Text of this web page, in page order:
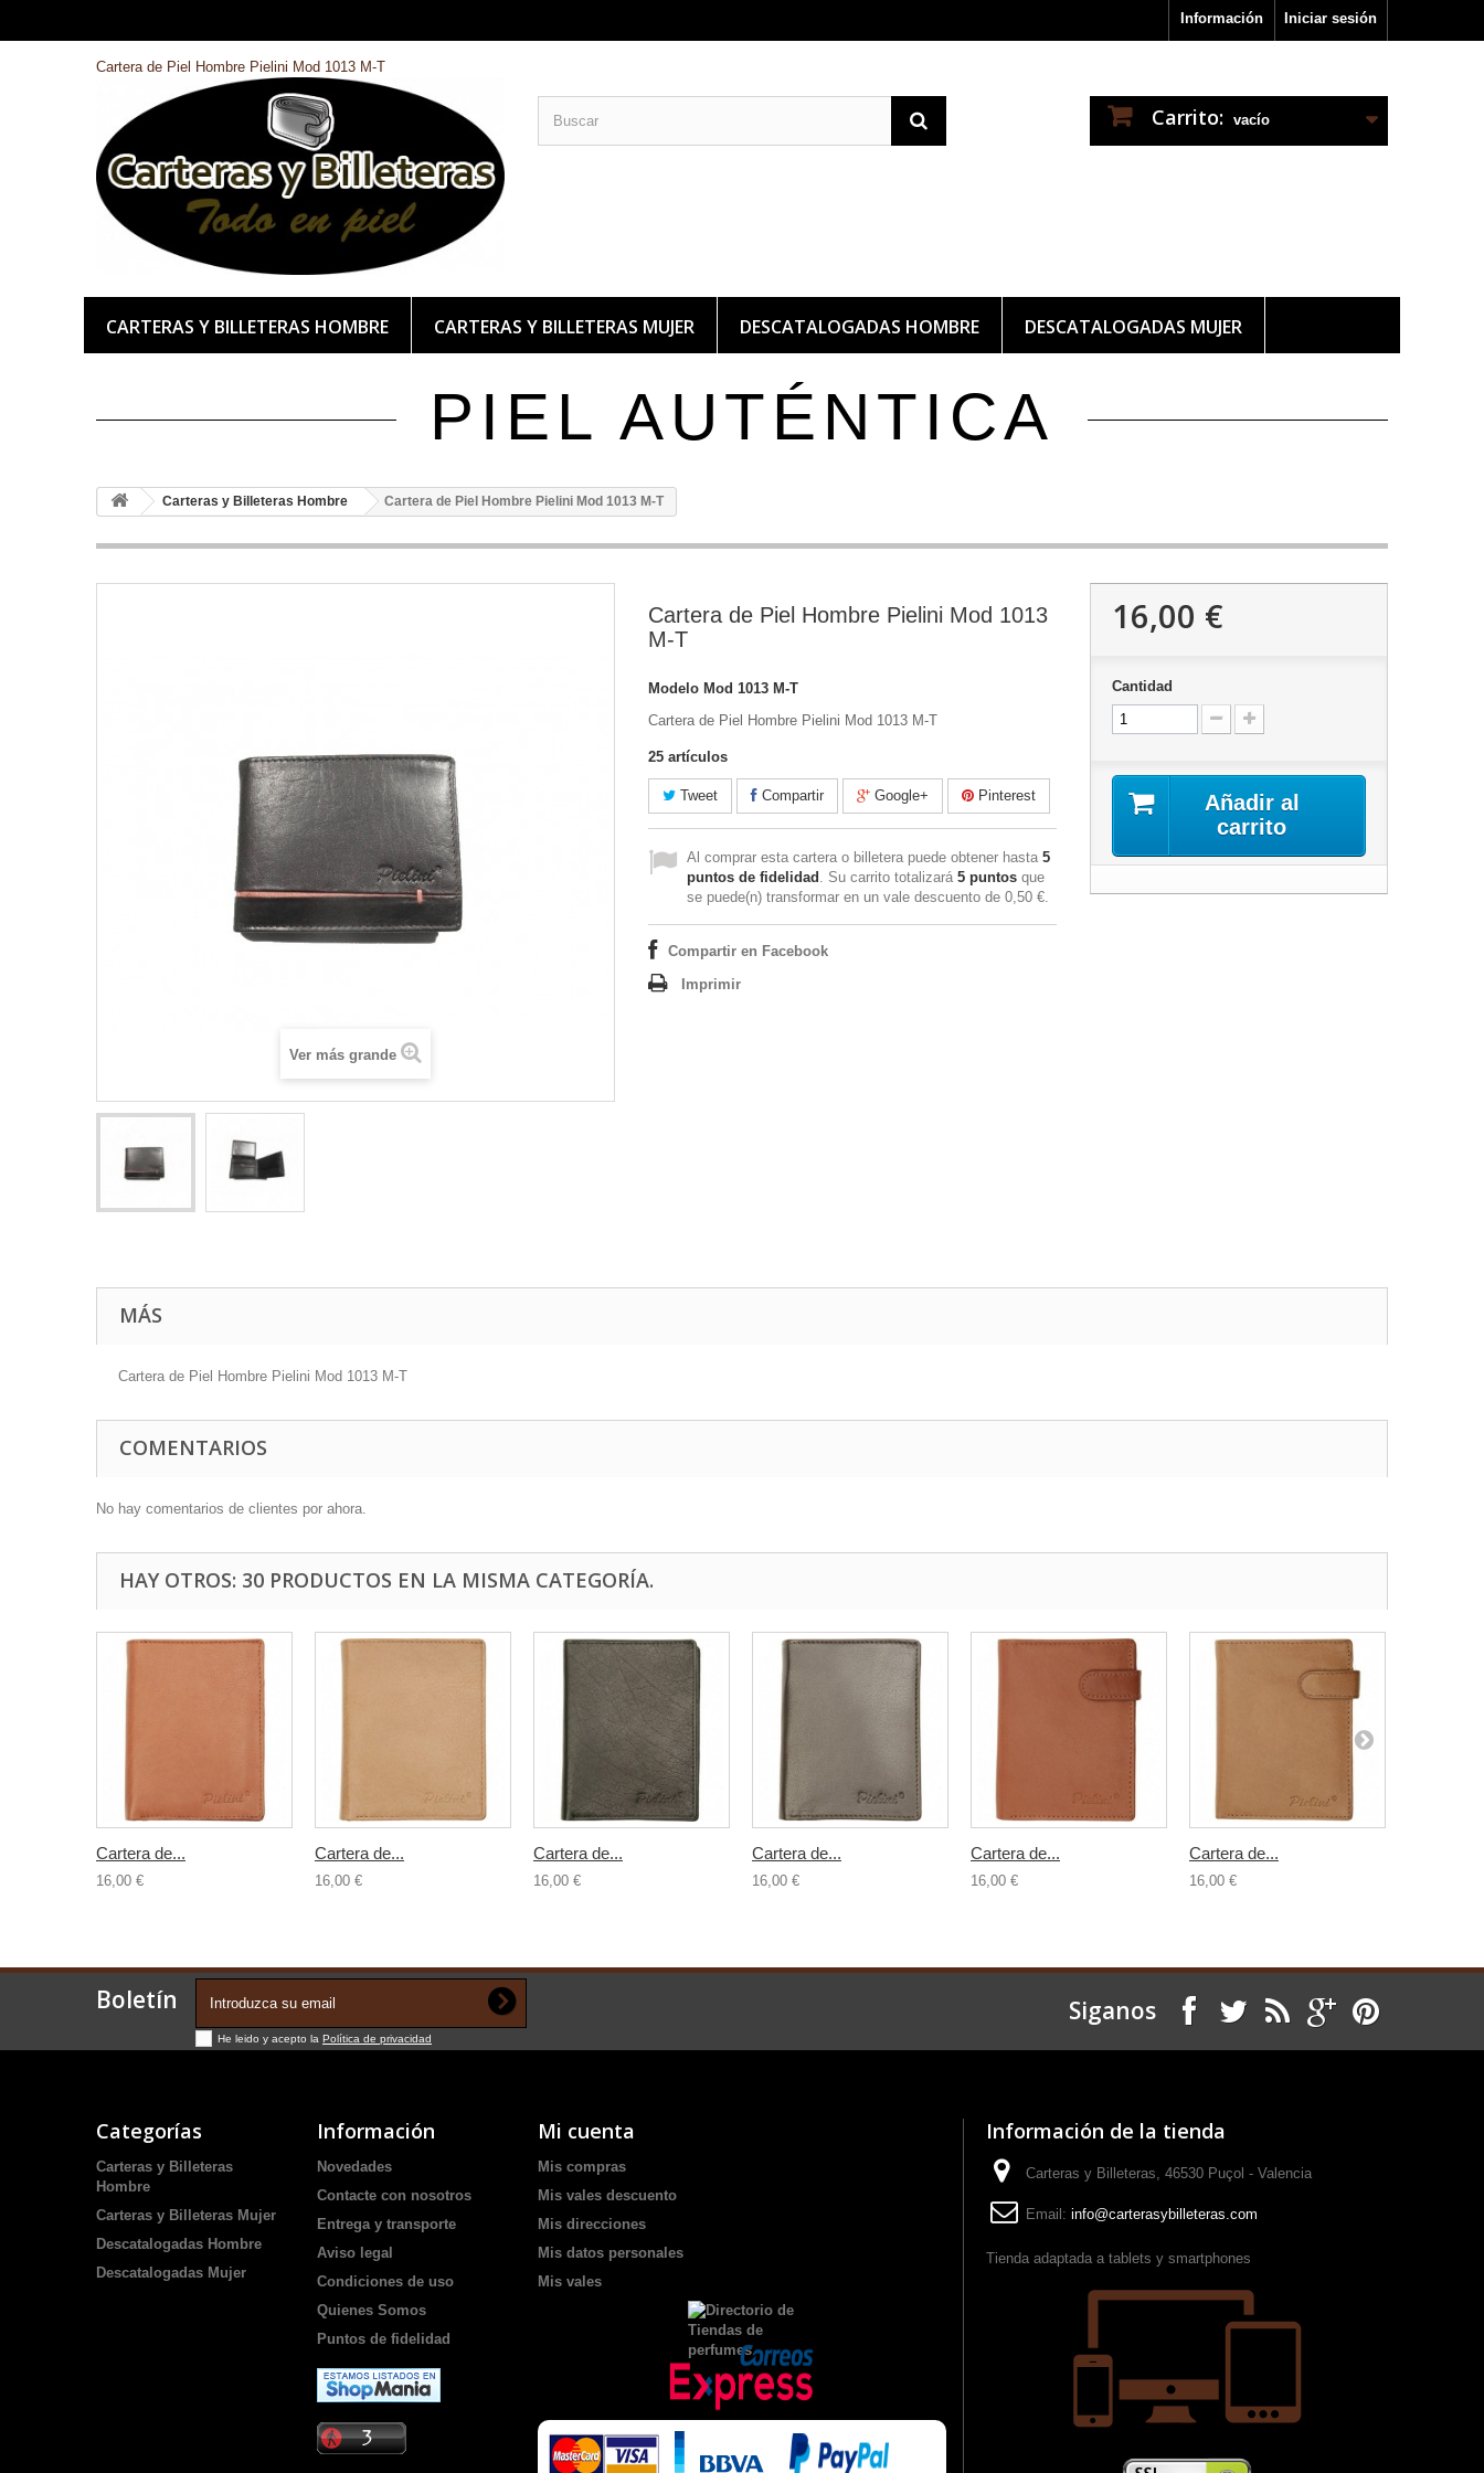
Iniciar sesión
Información
Cartera de Piel Hombre Pielini Mod 1013 M-T
Carrito: vacío
CARTERAS Y BILLETERAS HOMBRE CARTERAS Y BILLETERAS MUJER DESCATALOGADAS HOMBRE DESCATALOGADAS MUJER
PIEL AUTÉNTICA
Carteras y Billeteras Hombre Cartera de Piel Hombre Pielini Mod 1013 M-T
Ver más grande
Cartera de Piel Hombre Pielini Mod 1013
M-T
Modelo Mod 1013 M-T
Cartera de Piel Hombre Pielini Mod 1013 M-T
25 artículos
Tweet Compartir Google+ Pinterest
Al comprar esta cartera o billetera puede obtener hasta 5
puntos de fidelidad . Su carrito totalizará 5 puntos que
se puede(n) transformar en un vale descuento de 0,50 €
Compartir en Facebook
Imprimir
16,00 €
Cantidad
Añadir al
carrito
MÁS
Cartera de Piel Hombre Pielini Mod 1013 M-T
COMENTARIOS
No hay comentarios de clientes por ahora.
HAY OTROS: 30 PRODUCTOS EN LA MISMA CATEGORÍA.
Cartera de...
16,00 €
Cartera de...
16,00 €
Cartera de...
16,00 €
Cartera de...
16,00 €
Cartera de...
16,00 €
Cartera de...
16,00 €
Boletín
He leido y acepto la Política de privacidad
Siganos
Categorías
Carteras y Billeteras
Hombre
Carteras y Billeteras Mujer
Descatalogadas Hombre
Descatalogadas Mujer
Información
Novedades
Contacte con nosotros
Entrega y transporte
Aviso legal
Condiciones de uso
Quienes Somos
Puntos de fidelidad
Mi cuenta
Mis compras
Mis vales descuento
Mis direcciones
Mis datos personales
Mis vales
Información de la tienda
Carteras y Billeteras, 46530 Puçol - Valencia
Email: info@carterasybilleteras.com
Tienda adaptada a tablets y smartphones